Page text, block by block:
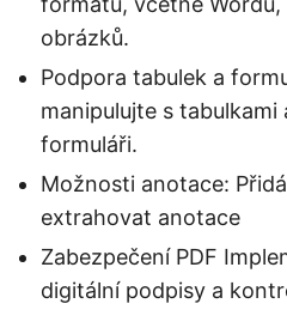
obrázků.
Podpora tabulek a
manipulujte s
formuláři.
Možnosti anotace:
extrahovat anotace
Zabezpečení PDF
digitální podpisy a